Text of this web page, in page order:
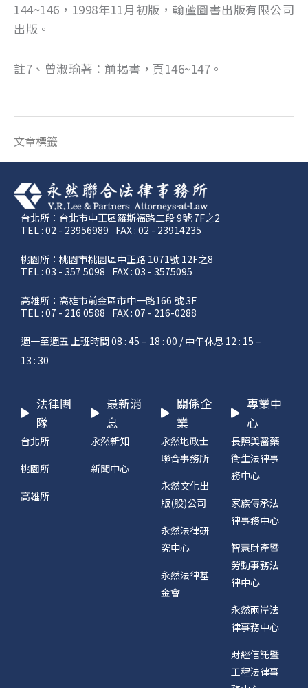
144~146，1998年11月初版，翰蘆圖書出版有限公司
出版。
註7、曾淑瑜著：前揭書，頁146~147。
文章標籤
台北所：台北市中正區羅斯福路二段 9號 7F之2
TEL : 02 - 23956989 FAX : 02 - 23914235
桃園所：桃園市桃園區中正路 1071號 12F之8
TEL : 03 - 357 5098 FAX : 03 - 3575095
高雄所：高雄市前金區市中一路166 號 3F
TEL : 07 - 216 0588 FAX : 07 - 216-0288
週一至週五 上班時間 08 : 45 – 18 : 00 / 中午休息 12 : 15 –
13 : 30
法律團
隊
台北所
桃園所
高雄所
最新消
息
永然新知
新聞中心
關係企
業
永然地政士
聯合事務所
永然文化出
版(股)公司
永然法律研
究中心
永然法律基
金會
專業中
心
長照與醫藥
衛生法律事
務中心
家族傳承法
律事務中心
智慧財產暨
勞動事務法
律中心
永然兩岸法
律事務中心
財經信託暨
工程法律事